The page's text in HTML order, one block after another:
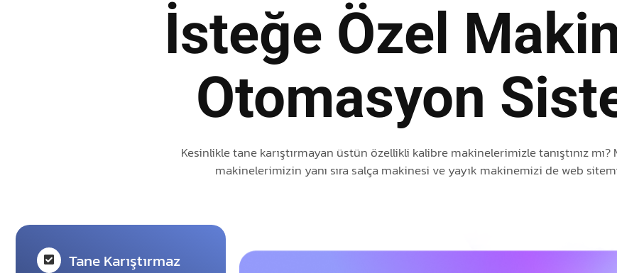
İsteğe Özel
Otomasyon
Kesinlikle tane karıştırmayan üstün özellikli kalibre makinelerimizle tanıştınız
makinelerimizin yanı sıra salça makinesi ve yayık makinemizi de web
Tane Karıştırmaz